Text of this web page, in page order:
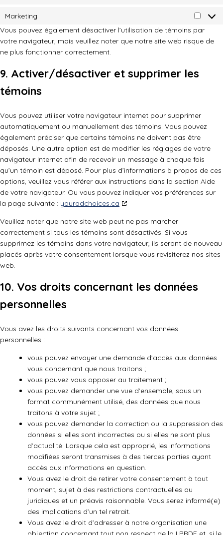
Marketing
Vous pouvez également désactiver l’utilisation de témoins par
votre navigateur, mais veuillez noter que notre site web risque de
ne plus fonctionner correctement.
9. Activer/désactiver et supprimer les
témoins
Vous pouvez utiliser votre navigateur internet pour supprimer
automatiquement ou manuellement des témoins. Vous pouvez
également préciser que certains témoins ne doivent pas être
déposés. Une autre option est de modifier les réglages de votre
navigateur Internet afin de recevoir un message à chaque fois
qu’un témoin est déposé. Pour plus d’informations à propos de ces
options, veuillez vous référer aux instructions dans la section Aide
de votre navigateur. Ou vous pouvez indiquer vos préférences sur
la page suivante : youradchoices.ca
Veuillez noter que notre site web peut ne pas marcher
correctement si tous les témoins sont désactivés. Si vous
supprimez les témoins dans votre navigateur, ils seront de nouveau
placés après votre consentement lorsque vous revisiterez nos sites
web.
10. Vos droits concernant les données
personnelles
Vous avez les droits suivants concernant vos données
personnelles :
vous pouvez envoyer une demande d’accès aux données
vous concernant que nous traitons ;
vous pouvez vous opposer au traitement ;
vous pouvez demander une vue d’ensemble, sous un
format communément utilisé, des données que nous
traitons à votre sujet ;
vous pouvez demander la correction ou la suppression des
données si elles sont incorrectes ou si elles ne sont plus
d’actualité. Lorsque cela est approprié, les informations
modifiées seront transmises à des tierces parties ayant
accès aux informations en question.
Vous avez le droit de retirer votre consentement à tout
moment, sujet à des restrictions contractuelles ou
juridiques et un préavis raisonnable. Vous serez informé(e)
des implications d’un tel retrait.
Vous avez le droit d’adresser à notre organisation une